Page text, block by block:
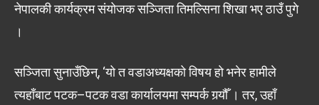
नेपालकी कार्यक्रम संयोजक सञ्जिता तिमल्सिना शिखा भए ठाउँ पुगे
।
सञ्जिता सुनाउँछिन्, ‘यो त वडाअध्यक्षको विषय हो भनेर हामीले
त्यहाँबाट पटक–पटक वडा कार्यालयमा सम्पर्क गर्‍यौँ । तर, उहाँ